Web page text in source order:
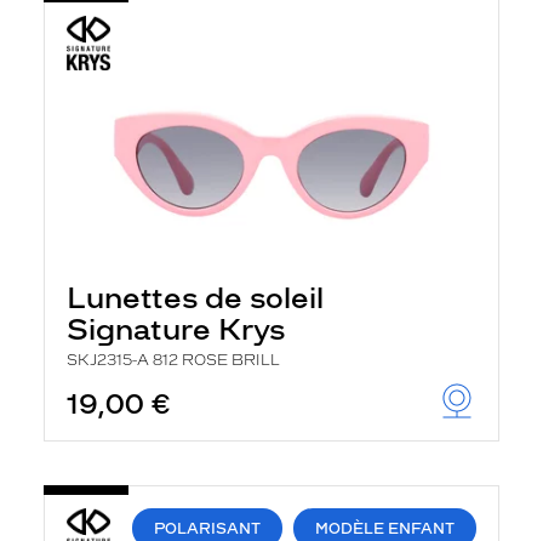
Lunettes de soleil
Signature Krys
SKJ2315-A 812 ROSE BRILL
19,00 €
POLARISANT MODÈLE ENFANT